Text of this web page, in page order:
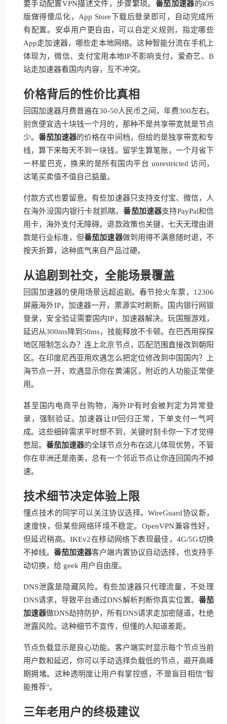
要手动配置VPN描述文件，步骤繁琐。 番茄加速器的iOS
版做得傻瓜化，App Store下载后登录即可，自动完成所
有配置。安卓用户更自由，可以自定义规则，指定哪些
App走加速器，哪些走本地网络。这种智能分流在手机上
体现为，微信、支付宝用本地IP不影响支付，爱奇艺、B
站走加速器看国内内容，互不冲突。
价格背后的性价比真相
回国加速器月费普遍在30-50人民币之间，年费300左右。
别贪便宜选十块钱一个月的，那种不是共享带宽就是节点
少。番茄加速器的价格在中间档，但给的是独享带宽和专
线，算下来每天不到一块钱。留学生算笔账，一个月省下
一杯星巴克，换来的是所有国内平台 unrestricted 访问，
这笔买卖值不值自己掂量。
付款方式也要留意。有些加速器只支持支付宝、微信，人
在海外没国内银行卡就抓瞎。番茄加速器支持PayPal和信
用卡，海外支付无障碍。退款政策也关键，七天无理由退
款是行业标准，但番茄加速器做到用得不满意随时退，不
按天折算，这种底气来自产品过硬。
从追剧到社交，全能场景覆盖
回国加速器的使用场景远超追剧。春节抢火车票，12306
屏蔽海外IP，加速器一开，票源实时刷新。国内银行网银
登录，安全验证需要国内IP，加速器解决。玩国服游戏，
延迟从300ms降到50ms，技能释放不卡顿。在巴西用探探
地区限制怎么办？连上北京节点，匹配范围直接改到朝阳
区。在印度尼西亚用欢遇怎么把定位修改到中国国内？上
海节点一开，欢遇显示你在黄浦区，附近的人功能正常使
用。
甚至国内电商平台购物，海外IP有时会被判定为异常登
录，强制验证。加速器让IP回归正常，下单支付一气呵
成。这些细碎需求平时想不到，关键时刻卡你一下才觉得
憋屈。番茄加速器的全球节点分布在这儿体现优势，不管
你在非洲还是南美，总有一个邻近节点让你连回国内不掉
速。
技术细节决定体验上限
懂点技术的同学可以关注协议选择。WireGuard协议新，
速度快，但某些网络环境不稳定。OpenVPN兼容性好，
但延迟稍高。IKEv2在移动网络下表现最佳，4G/5G切换
不掉线。番茄加速器客户端内置协议自动选择，也支持手
动切换，给 geek 用户自由度。
DNS泄露是隐藏风险。有些加速器只代理流量，不处理
DNS请求，导致平台通过DNS解析判断你真实位置。 番茄
加速器做DNS劫持防护，所有DNS请求走加密隧道，杜绝
泄露风险。这种细节不宣传，但懂的人知道差距。
节点负载显示是良心功能。客户端实时显示每个节点当前
用户数和延迟，你可以手动选择负载低的节点，避开高峰
期拥堵。这种透明度让用户有掌控感，不是盲目相信"智
能推荐"。
三年老用户的终极建议